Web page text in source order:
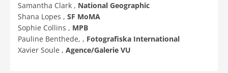
Samantha Clark , National Geographic
Shana Lopes , SF MoMA
Sophie Collins , MPB
Pauline Benthede, , Fotografiska International
Xavier Soule , Agence/Galerie VU